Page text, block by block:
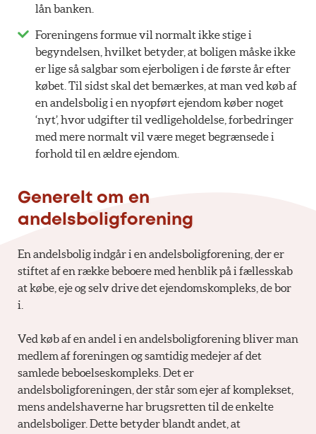
lån banken.
Foreningens formue vil normalt ikke stige i
begyndelsen, hvilket betyder, at boligen måske ikke
er lige så salgbar som ejerboligen i de første år efter
købet. Til sidst skal det bemærkes, at man ved køb af
en andelsbolig i en nyopført ejendom køber noget
‘nyt’, hvor udgifter til vedligeholdelse, forbedringer
med mere normalt vil være meget begrænsede i
forhold til en ældre ejendom.
Generelt om en
andelsboligforening
En andelsbolig indgår i en andelsboligforening, der er
stiftet af en række beboere med henblik på i fællesskab
at købe, eje og selv drive det ejendomskompleks, de bor
i.
Ved køb af en andel i en andelsboligforening bliver man
medlem af foreningen og samtidig medejer af det
samlede beboelseskompleks. Det er
andelsboligforeningen, der står som ejer af komplekset,
mens andelshaverne har brugsretten til de enkelte
andelsboliger. Dette betyder blandt andet, at